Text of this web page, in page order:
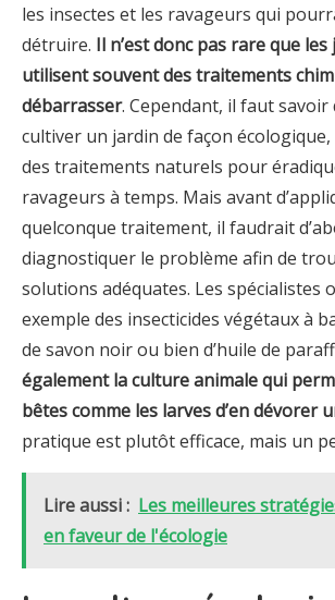
les insectes et les ravageurs qui
détruire. Il n’est donc pas rare que
utilisent souvent des traitements
débarrasser. Cependant, il faut
cultiver un jardin de façon
des traitements naturels pour
ravageurs à temps. Mais avant
quelconque traitement, il faudrait
diagnostiquer le problème afin de
solutions adéquates. Les spécialistes
exemple des insecticides végétaux à
de savon noir ou bien d’huile de
également la culture animale qui
bêtes comme les larves d’en dévorer
pratique est plutôt efficace, mais un
Lire aussi : Les meilleures
en faveur de l'écologie